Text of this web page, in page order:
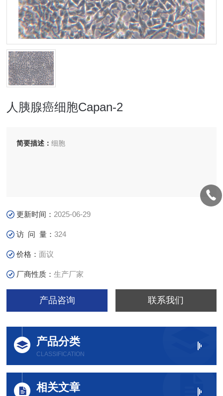
人胰腺癌细胞Capan-2
简要描述：细胞
更新时间： 2025-06-29
访 问 量：324
价格：面议
厂商性质：生产厂家
产品咨询 联系我们
产品分类
CLASSIFICATION
相关文章